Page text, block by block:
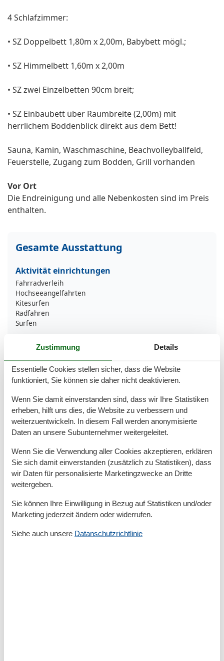
4 Schlafzimmer:
• SZ Doppelbett 1,80m x 2,00m, Babybett mögl.;
• SZ Himmelbett 1,60m x 2,00m
• SZ zwei Einzelbetten 90cm breit;
• SZ Einbaubett über Raumbreite (2,00m) mit
herrlichem Boddenblick direkt aus dem Bett!
Sauna, Kamin, Waschmaschine, Beachvolleyballfeld,
Feuerstelle, Zugang zum Bodden, Grill vorhanden
Vor Ort
Die Endreinigung und alle Nebenkosten sind im Preis
enthalten.
Gesamte Ausstattung
Aktivität einrichtungen
Fahrradverleih
Hochseeangelfahrten
Kitesurfen
Radfahren
Surfen
Entfernungen
Zum Krankenhaus/Klinik
Zum Restaurant
Zum Strand
Zum Supermarkt
2 km
Zum Zentrum
Zur Badestelle/Gewässer
Zur Bushaltestelle
500 m
Zur Tourist-Information
Grundeinrichtungen
Größe 140 m²
Kinder einrichtungen
Familienfreundlich
Allergikerger. (tierfrei)
Zustimmung Details
Essentielle Cookies stellen sicher, dass die Website
funktioniert, Sie können sie daher nicht deaktivieren.
Wenn Sie damit einverstanden sind, dass wir Ihre Statistiken
erheben, hilft uns dies, die Website zu verbessern und
weiterzuentwickeln. In diesem Fall werden anonymisierte
Daten an unsere Subunternehmer weitergeleitet.
Wenn Sie die Verwendung aller Cookies akzeptieren, erklären
Sie sich damit einverstanden (zusätzlich zu Statistiken), dass
wir Daten für personalisierte Marketingzwecke an Dritte
weitergeben.
Sie können Ihre Einwilligung in Bezug auf Statistiken und/oder
Marketing jederzeit ändern oder widerrufen.
Siehe auch unsere Datanschutzrichtlinie